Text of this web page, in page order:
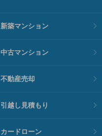
新築マンション
中古マンション
不動産売却
引越し見積もり
カードローン